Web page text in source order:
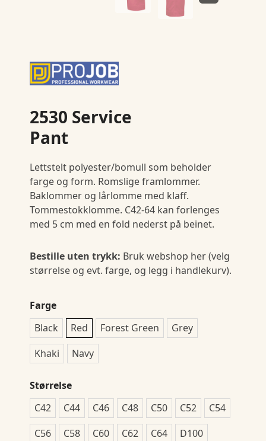
2530 Service
Pant
Lettstelt polyester/bomull som beholder
farge og form. Romslige framlommer.
Baklommer og lårlomme med klaff.
Tommestokklomme. C42-64 kan forlenges
med 5 cm med en fold nederst på beinet.
Bestille uten trykk: Bruk webshop her (velg
størrelse og evt. farge, og legg i handlekurv).
Farge
Black
Red Forest Green
Grey
Khaki
Navy
Størrelse
C42
C44 C46 C48 C50 C52
C54
C56
C58 C60 C62 C64
D100